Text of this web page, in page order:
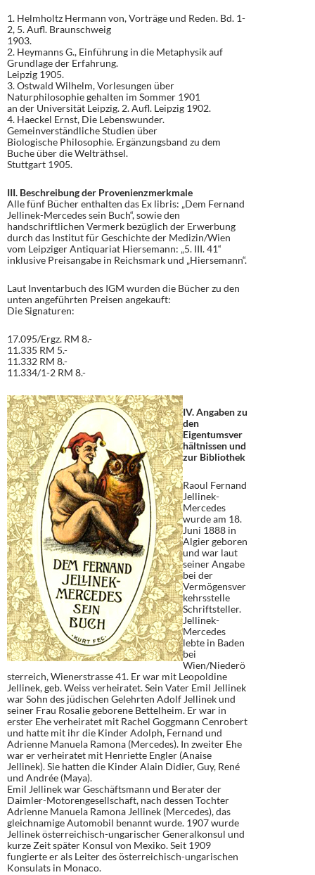
1. Helmholtz Hermann von, Vorträge und Reden. Bd. 1-
2, 5. Aufl. Braunschweig
1903.
2. Heymanns G., Einführung in die Metaphysik auf
Grundlage der Erfahrung.
Leipzig 1905.
3. Ostwald Wilhelm, Vorlesungen über
Naturphilosophie gehalten im Sommer 1901
an der Universität Leipzig. 2. Aufl. Leipzig 1902.
4. Haeckel Ernst, Die Lebenswunder.
Gemeinverständliche Studien über
Biologische Philosophie. Ergänzungsband zu dem
Buche über die Welträthsel.
Stuttgart 1905.
III. Beschreibung der Provenienzmerkmale
Alle fünf Bücher enthalten das Ex libris: „Dem Fernand
Jellinek-Mercedes sein Buch“, sowie den
handschriftlichen Vermerk bezüglich der Erwerbung
durch das Institut für Geschichte der Medizin/Wien
vom Leipziger Antiquariat Hiersemann: „5. III. 41“
inklusive Preisangabe in Reichsmark und „Hiersemann“.
Laut Inventarbuch des IGM wurden die Bücher zu den
unten angeführten Preisen angekauft:
Die Signaturen:
17.095/Ergz. RM 8.-
11.335 RM 5.-
11.332 RM 8.-
11.334/1-2 RM 8.-
IV. Angaben zu
den
Eigentumsver
hältnissen und
zur Bibliothek
Raoul Fernand
Jellinek-
Mercedes
wurde am 18.
Juni 1888 in
Algier geboren
und war laut
seiner Angabe
bei der
Vermögensver
kehrsstelle
Schriftsteller.
Jellinek-
Mercedes
lebte in Baden
bei
Wien/Niederö
sterreich, Wienerstrasse 41. Er war mit Leopoldine
Jellinek, geb. Weiss verheiratet. Sein Vater Emil Jellinek
war Sohn des jüdischen Gelehrten Adolf Jellinek und
seiner Frau Rosalie geborene Bettelheim. Er war in
erster Ehe verheiratet mit Rachel Goggmann Cenrobert
und hatte mit ihr die Kinder Adolph, Fernand und
Adrienne Manuela Ramona (Mercedes). In zweiter Ehe
war er verheiratet mit Henriette Engler (Anaise
Jellinek). Sie hatten die Kinder Alain Didier, Guy, René
und Andrée (Maya).
Emil Jellinek war Geschäftsmann und Berater der
Daimler-Motorengesellschaft, nach dessen Tochter
Adrienne Manuela Ramona Jellinek (Mercedes), das
gleichnamige Automobil benannt wurde. 1907 wurde
Jellinek österreichisch-ungarischer Generalkonsul und
kurze Zeit später Konsul von Mexiko. Seit 1909
fungierte er als Leiter des österreichisch-ungarischen
Konsulats in Monaco.